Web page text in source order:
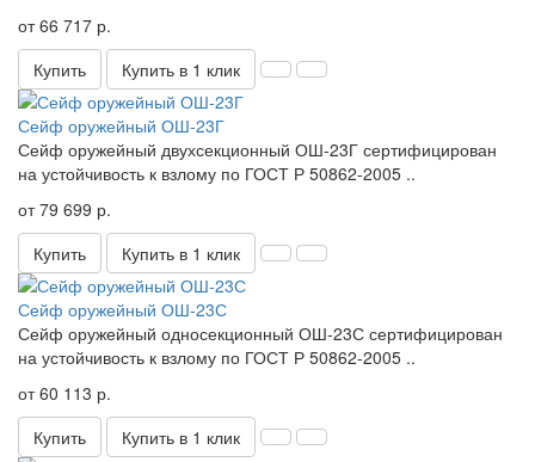
от 66 717 р.
Купить
Купить в 1 клик
Сейф оружейный ОШ-23Г
Сейф оружейный двухсекционный ОШ-23Г сертифицирован
на устойчивость к взлому по ГОСТ Р 50862-2005 ..
от 79 699 р.
Купить
Купить в 1 клик
Сейф оружейный ОШ-23С
Сейф оружейный односекционный ОШ-23С сертифицирован
на устойчивость к взлому по ГОСТ Р 50862-2005 ..
от 60 113 р.
Купить
Купить в 1 клик